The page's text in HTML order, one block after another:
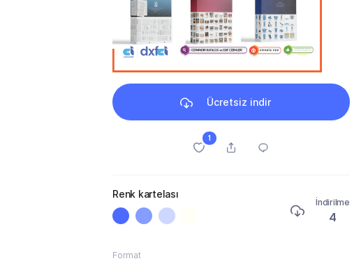
Ücretsiz indir
1
Renk kartelası
İndirilme
4
Format